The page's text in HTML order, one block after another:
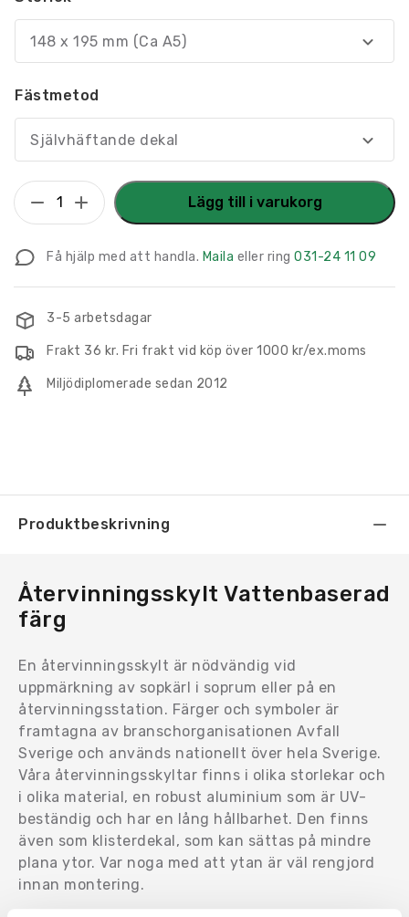
148 x 195 mm (Ca A5)
Fästmetod
Självhäftande dekal
Återvinningsskylt
Vattenbaserad
mängd
Lägg till i varukorg
Få hjälp med att handla. Maila eller ring 031-24 11 09
3-5 arbetsdagar
Frakt 36 kr. Fri frakt vid köp över 1000 kr/ex.moms
Miljödiplomerade sedan 2012
Produktbeskrivning
Återvinningsskylt Vattenbaserad
färg
En återvinningsskylt är nödvändig vid
uppmärkning av sopkärl i soprum eller på en
återvinningsstation. Färger och symboler är
framtagna av branschorganisationen Avfall
Sverige och används nationellt över hela Sverige.
Våra återvinningsskyltar finns i olika storlekar och
i olika material, en robust aluminium som är UV-
beständig och har en lång hållbarhet. Den finns
även som klisterdekal, som kan sättas på mindre
plana ytor. Var noga med att ytan är väl rengjord
innan montering.